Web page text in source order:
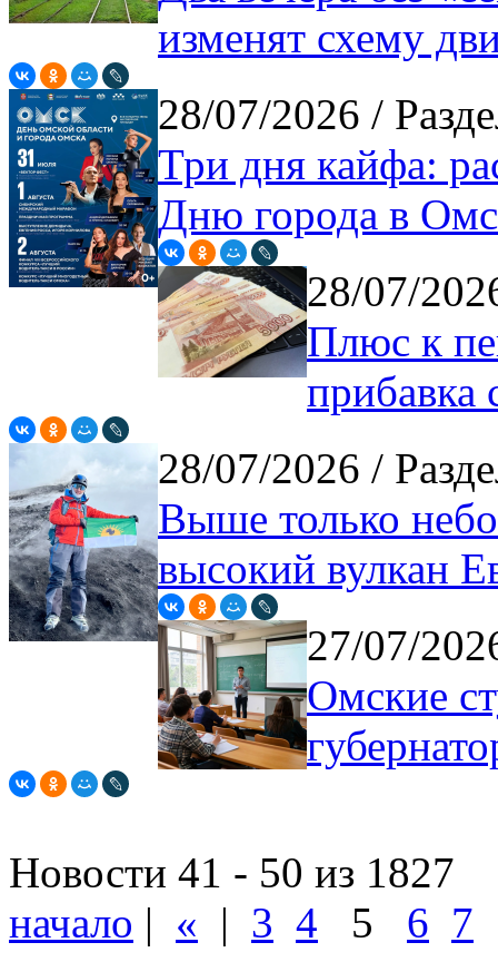
изменят схему
28/07/2026 /
Три дня кайфа:
Дню города в
28/07/
Плюс к
прибавка
28/07/2026 /
Выше только
высокий вулкан
27/07/
Омские
Новости 41 - 50 из 1827
начало | « | 3 4 5 6 7